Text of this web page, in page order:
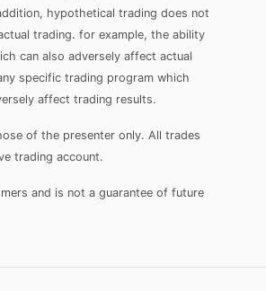
hypothetical trading does not
trading. for example, the ability
can also adversely affect actual
specific trading program which
affect trading results.
of the presenter only. All trades
trading account.
and is not a guarantee of future